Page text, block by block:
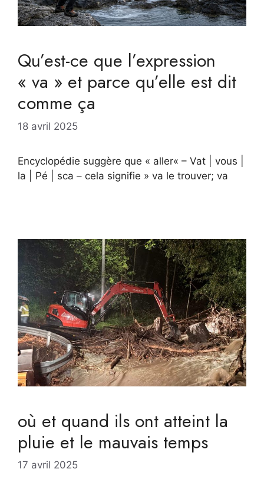
Qu’est-ce que l’expression
« va » et parce qu’elle est dit
comme ça
18 avril 2025
Encyclopédie suggère que « aller« – Vat | vous |
la | Pé | sca – cela signifie » va le trouver; va
où et quand ils ont atteint la
pluie et le mauvais temps
17 avril 2025